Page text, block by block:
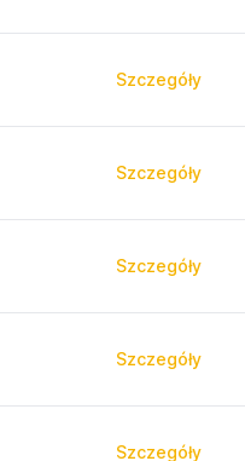
Szczegóły
Szczegóły
Szczegóły
Szczegóły
Szczegóły